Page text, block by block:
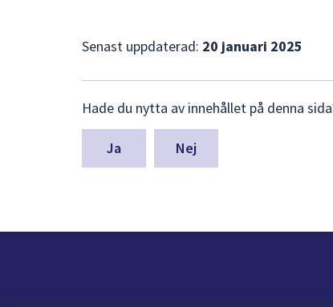
Senast uppdaterad: 20 januari 2025
synpunkter
för
denna
Hade du nytta av innehållet på denna
Nej